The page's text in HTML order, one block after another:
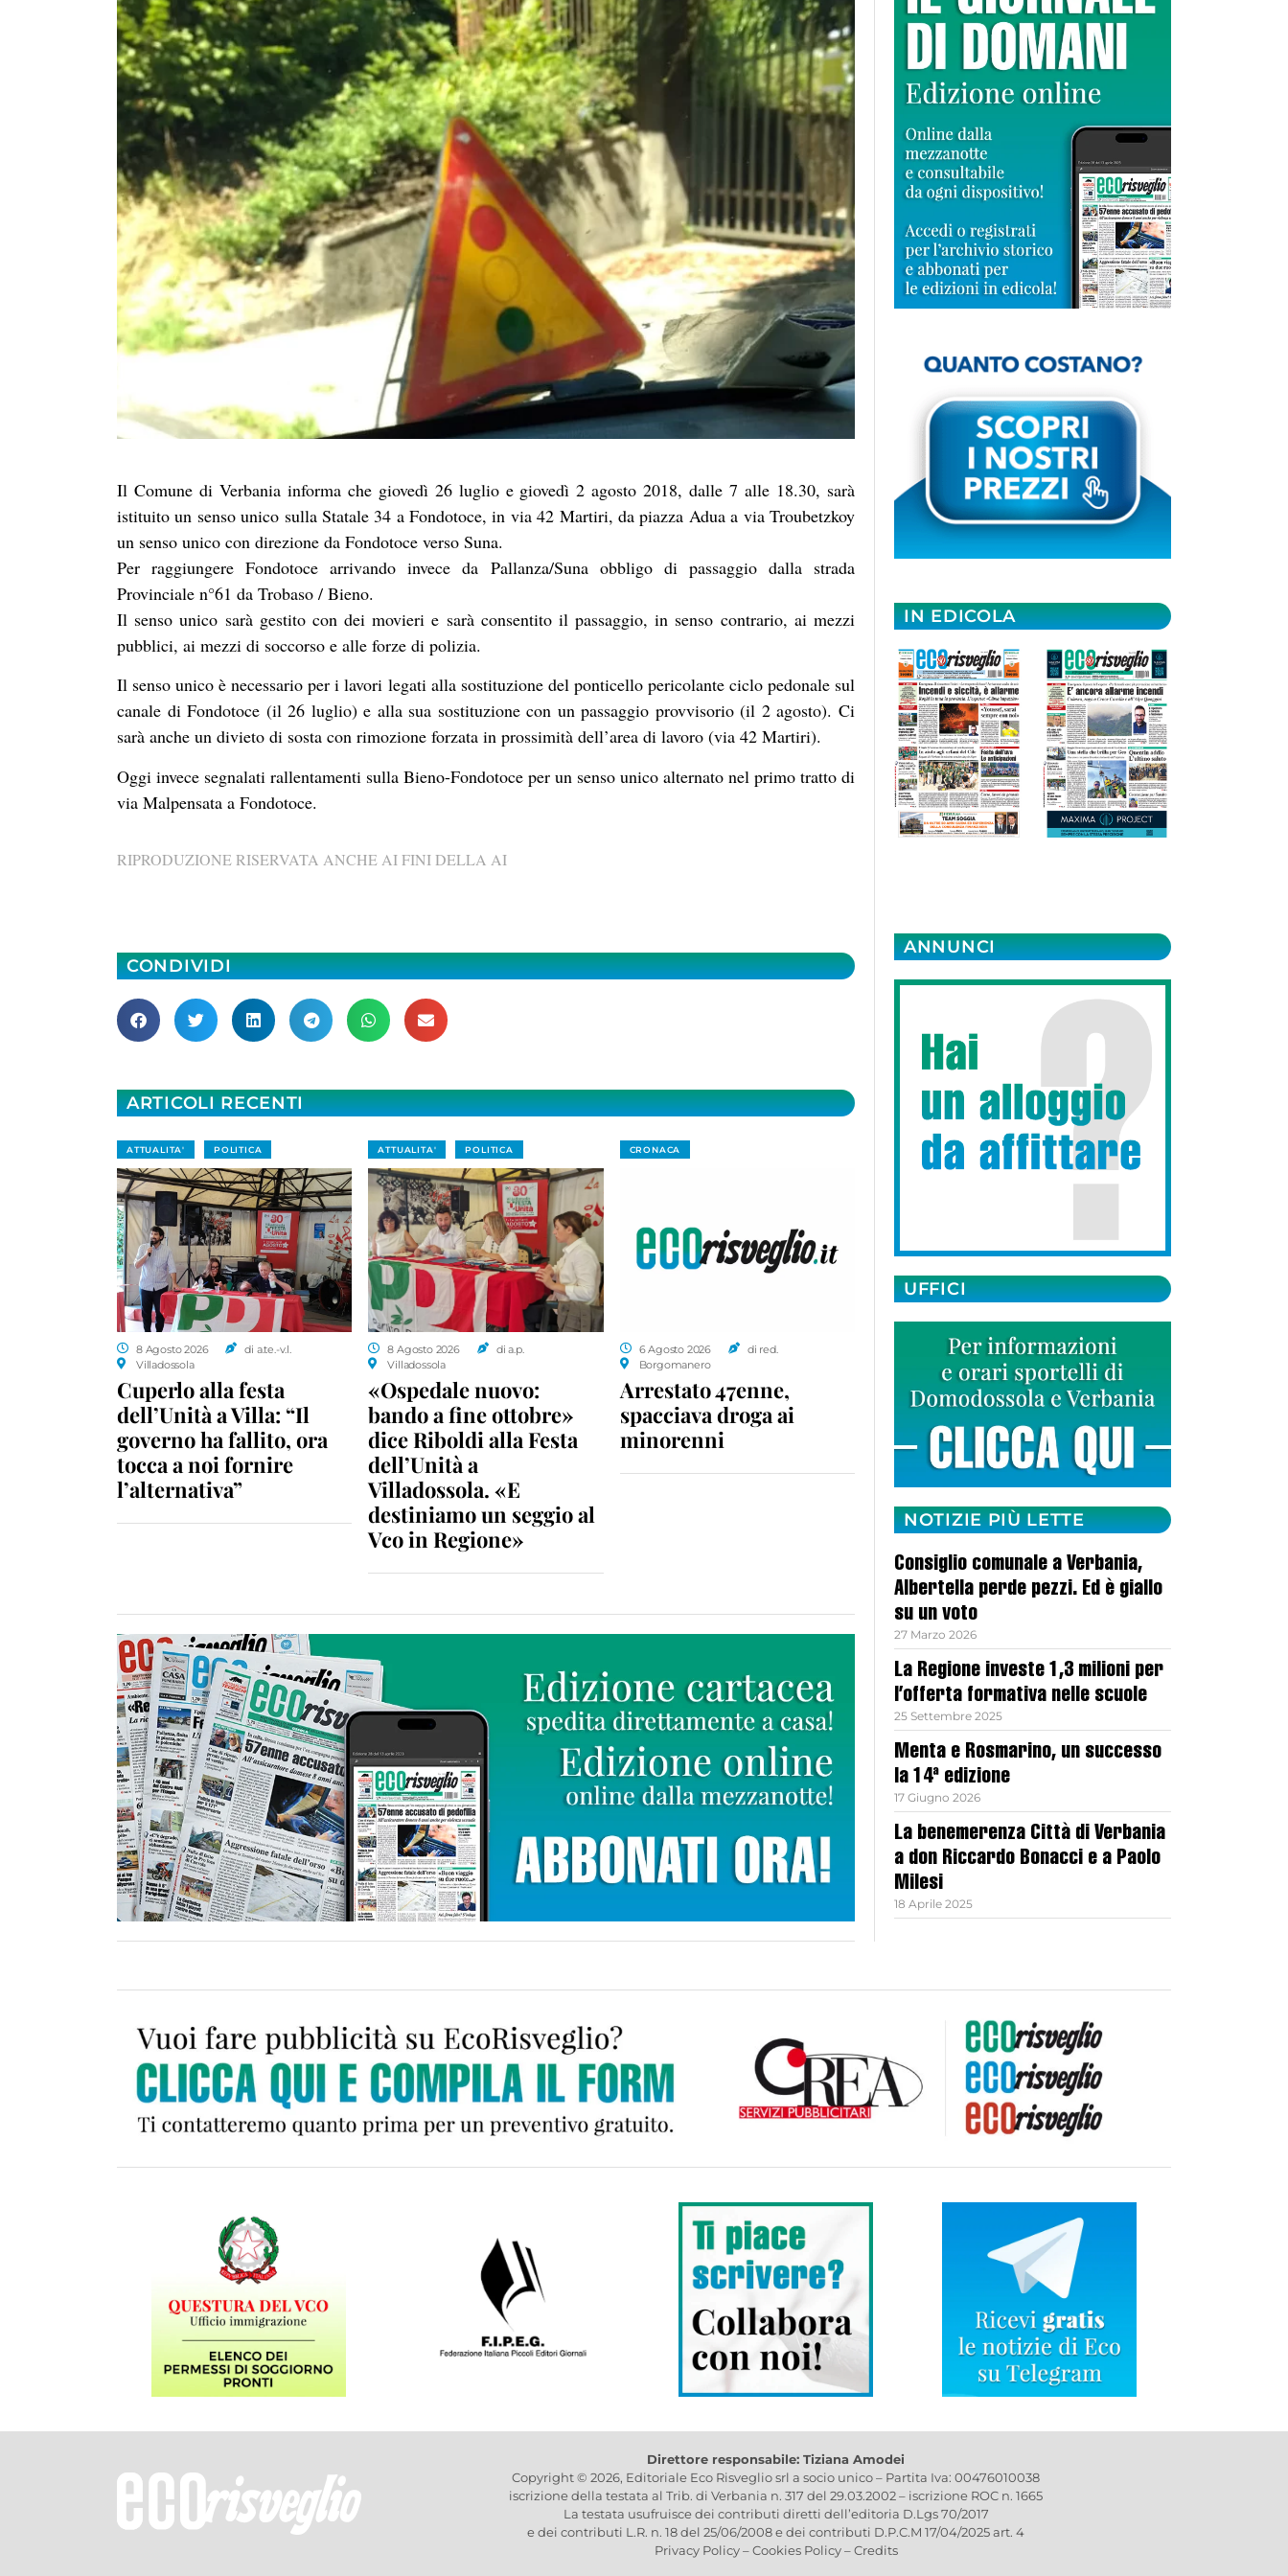
Il Comune di Verbania informa che giovedì 26 luglio e giovedì 2 agosto 2018, dalle 7 alle 18.30, sarà
istituito un senso unico sulla Statale 34 a Fondotoce, in via 42 Martiri, da piazza Adua a via Troubetzkoy
un senso unico con direzione da Fondotoce verso Suna.
Per raggiungere Fondotoce arrivando invece da Pallanza/Suna obbligo di passaggio dalla strada
Provinciale n°61 da Trobaso / Bieno.
Il senso unico sarà gestito con dei movieri e sarà consentito il passaggio, in senso contrario, ai mezzi
pubblici, ai mezzi di soccorso e alle forze di polizia.
Il senso unico è necessario per i lavori legati alla sostituzione del ponticello pericolante ciclo pedonale sul
canale di Fondotoce (il 26 luglio) e alla sua sostituzione con un passaggio provvisorio (il 2 agosto). Ci
sarà anche un divieto di sosta con rimozione forzata in prossimità dell’area di lavoro (via 42 Martiri).
Oggi invece segnalati rallentamenti sulla Bieno-Fondotoce per un senso unico alternato nel primo tratto di
via Malpensata a Fondotoce.
RIPRODUZIONE RISERVATA ANCHE AI FINI DELLA AI
CONDIVIDI
ARTICOLI RECENTI
ATTUALITA' POLITICA
8 Agosto 2026
di a.te.-v.l.
Villadossola
Cuperlo alla festa
dell’Unità a Villa: “Il
governo ha fallito, ora
tocca a noi fornire
l’alternativa”
ATTUALITA' POLITICA
8 Agosto 2026
di a.p.
Villadossola
«Ospedale nuovo:
bando a fine ottobre»
dice Riboldi alla Festa
dell’Unità a
Villadossola. «E
destiniamo un seggio al
Vco in Regione»
CRONACA
6 Agosto 2026
di red.
Borgomanero
Arrestato 47enne,
spacciava droga ai
minorenni
IN EDICOLA
ANNUNCI
UFFICI
NOTIZIE PIÙ LETTE
Consiglio comunale a Verbania,
Albertella perde pezzi. Ed è giallo
su un voto
27 Marzo 2026
La Regione investe 1,3 milioni per
l’offerta formativa nelle scuole
25 Settembre 2025
Menta e Rosmarino, un successo
la 14ª edizione
17 Giugno 2026
La benemerenza Città di Verbania
a don Riccardo Bonacci e a Paolo
Milesi
18 Aprile 2025
Direttore responsabile: Tiziana Amodei
Copyright © 2026, Editoriale Eco Risveglio srl a socio unico – Partita Iva: 00476010038
iscrizione della testata al Trib. di Verbania n. 317 del 29.03.2002 – iscrizione ROC n. 1665
La testata usufruisce dei contributi diretti dell’editoria D.Lgs 70/2017
e dei contributi L.R. n. 18 del 25/06/2008 e dei contributi D.P.C.M 17/04/2025 art. 4
Privacy Policy–Cookies Policy–Credits